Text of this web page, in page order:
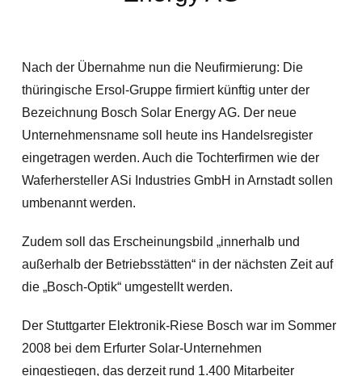
Nach der Übernahme nun die Neufirmierung: Die
thüringische Ersol-Gruppe firmiert künftig unter der
Bezeichnung Bosch Solar Energy AG. Der neue
Unternehmensname soll heute ins Handelsregister
eingetragen werden. Auch die Tochterfirmen wie der
Waferhersteller ASi Industries GmbH in Arnstadt sollen
umbenannt werden.
Zudem soll das Erscheinungsbild „innerhalb und
außerhalb der Betriebsstätten“ in der nächsten Zeit auf
die „Bosch-Optik“ umgestellt werden.
Der Stuttgarter Elektronik-Riese Bosch war im Sommer
2008 bei dem Erfurter Solar-Unternehmen
eingestiegen, das derzeit rund 1.400 Mitarbeiter